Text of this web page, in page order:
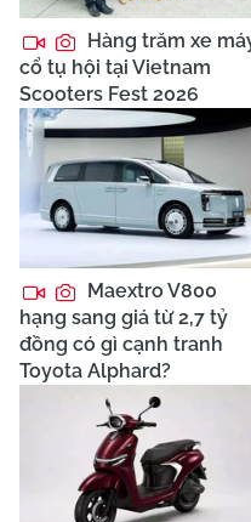
Hàng trăm xe
cổ tụ hội tại Vietnam
Scooters Fest 2026
Maextro V800
hạng sang giá từ 2,7 tỷ
đồng có gì cạnh tranh
Toyota Alphard?